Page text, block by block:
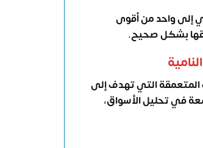
إلى واحد من أقوى
بشكل صحيح.
المتعمقة التي تهدف إلى
فيتحليل الأسواق،